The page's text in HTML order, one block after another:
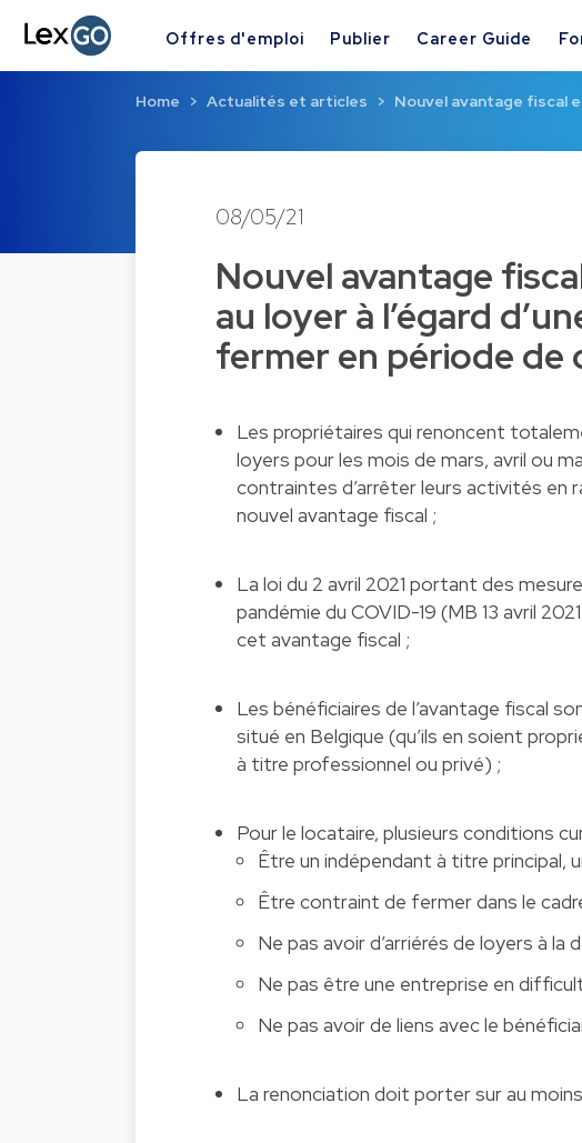
Offres d'emploi Publier Career Guide
Home Actualités et articles Nouvel avantage fiscal
08/05/21
Nouvel avantage
au loyer à l’égard
fermer en période de
Les propriétaires qui renoncent
loyers pour les mois de mars, avril ou
contraintes d’arrêter leurs activités en
nouvel avantage fiscal ;
La loi du 2 avril 2021 portant des
pandémie du COVID-19 (MB 13 avril
cet avantage fiscal ;
Les bénéficiaires de l’avantage fiscal
situé en Belgique (qu’ils en soient
à titre professionnel ou privé) ;
Pour le locataire, plusieurs conditions
Être un indépendant à titre
Être contraint de fermer dans le
Ne pas avoir d’arriérés de loyers à la
Ne pas être une entreprise en
Ne pas avoir de liens avec le
La renonciation doit porter sur au